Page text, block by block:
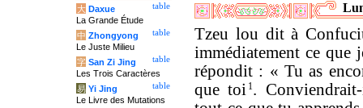
Tzeu lou dit à
immédiatement ce que
répondit : « Tu as
que toi 1.
table
大 Daxue
La Grande Étude
table
中 Zhongyong
Le Juste Milieu
table
字 San Zi Jing
Les Trois Caractères
table
易 Yi Jing
Le Livre des Mutations